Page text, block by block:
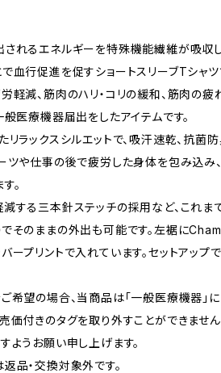
れるエネルギーを特殊機能繊維が吸収
血行促進を促すショートスリーブTシャツ
軽減、筋肉のハリ・コリの緩和、筋肉の
般医療機器届出をしたアイテムです。
リラックスシルエットで、吸汗速乾、抗
ツや仕事の後で疲労した身体を包み込み
。
する三本針ステッチの採用など、これま
そのままの外出も可能です。左裾に
ープリントで入れています。セットアップ
希望の場合、当商品は「一般医療機器」
価付きのタグを取り外すことができませ
ようお願い申し上げます。
品・交換対象外です。